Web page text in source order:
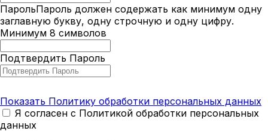
ПарольПароль должен содержать как минимум одну
заглавную букву, одну строчную и одну цифру.
Минимум 8 символов
Подтвердить Пароль
Показать Политику обработки персональных данных
Я согласен с Политикой обработки персональных
данных